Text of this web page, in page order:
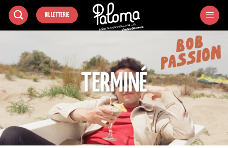
Passer
BILLETTERIE
TERMINÉ